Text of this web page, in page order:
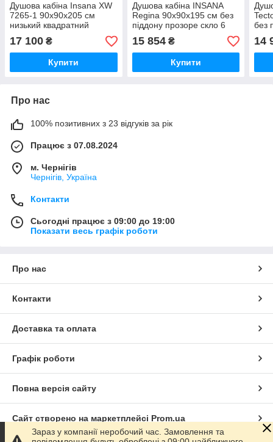
Душова кабіна Insana XW
7265-1 90x90x205 см
низький квадратний
піддон прозоре скло 6 мм
з візерунком чорний
профіль
17 100 ₴
Купити
Душова кабіна INSANA
Regina 90x90x195 см без
піддону прозоре скло 6
мм розпашні двері чорний
профіль
15 854₴
Купити
без
6
14
Про нас
100% позитивних з 23 відгуків за рік
Працює з 07.08.2024
м. Чернігів
Чернігів, Україна
Контакти
Сьогодні працює з 09:00 до 19:00
Показати весь графік роботи
Про нас
Контакти
Доставка та оплата
Графік роботи
Повна версія сайту
Сайт створено на маркетплейсі Prom.ua
Зараз у компанії неробочий час. Замовлення та